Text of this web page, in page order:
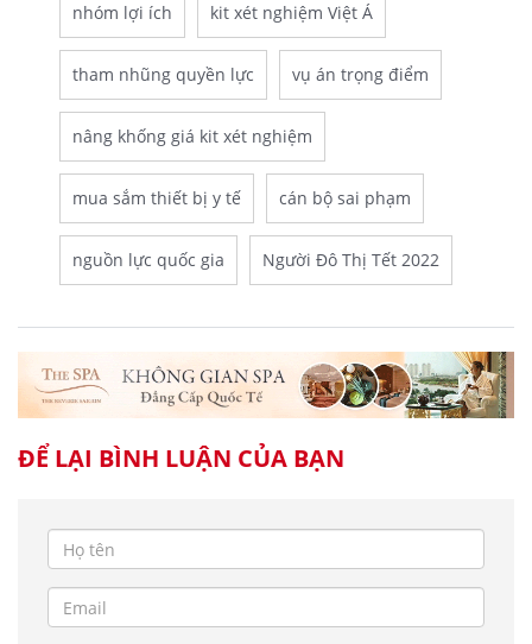
nhóm lợi ích kit xét nghiệm Việt Á
tham nhũng quyền lực vụ án trọng điểm
nâng khống giá kit xét nghiệm
mua sắm thiết bị y tế cán bộ sai phạm
nguồn lực quốc gia Người Đô Thị Tết 2022
ĐỂ LẠI BÌNH LUẬN CỦA BẠN